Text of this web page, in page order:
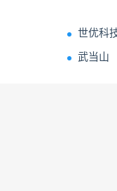
世优科
武当山